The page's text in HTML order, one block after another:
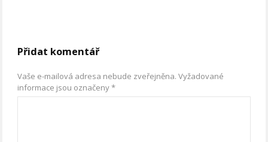
Přidat komentář
Vaše e-mailová adresa nebude zveřejněna. Vyžadované
informace jsou označeny*